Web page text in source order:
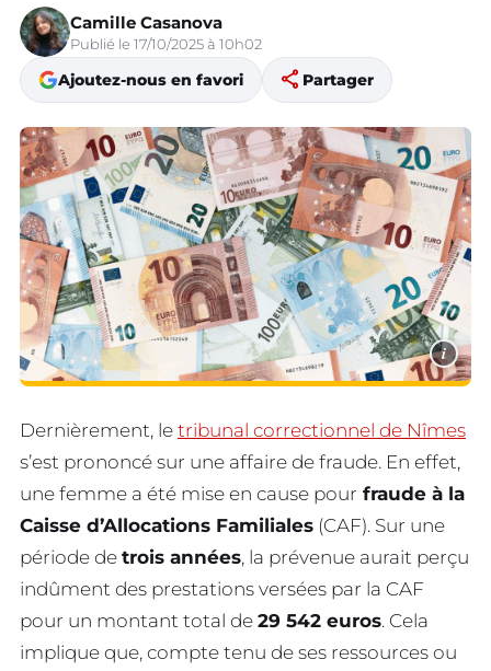
Camille Casanova
Publié le 17/10/2025 à 10h02
Ajoutez-nous en favori share Partager
i
Dernièrement, le tribunal correctionnel de Nîmes
s’est prononcé sur une affaire de fraude. En effet,
une femme a été mise en cause pour fraude à la
Caisse d’Allocations Familiales (CAF). Sur une
période de trois années, la prévenue aurait perçu
indûment des prestations versées par la CAF
pour un montant total de 29 542 euros. Cela
implique que, compte tenu de ses ressources ou